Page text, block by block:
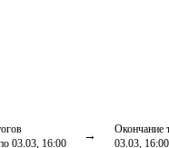
03.03, 16:00
Окончание
03.03, 16:00